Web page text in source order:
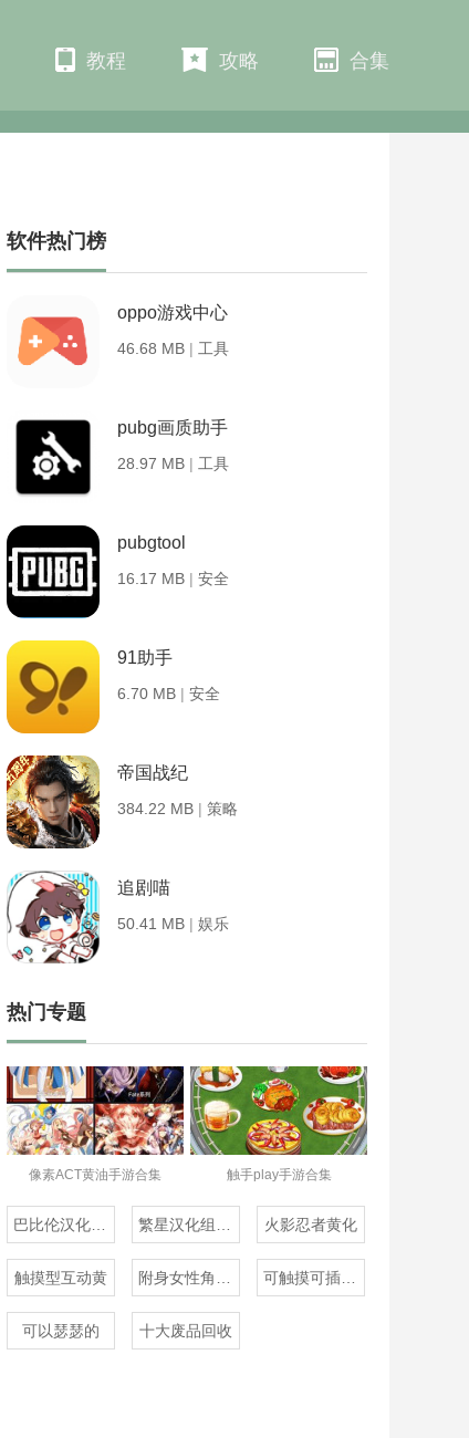
教程 攻略 合集
软件热门榜
oppo游戏中心
46.68 MB | 工具
pubg画质助手
28.97 MB | 工具
pubgtool
16.17 MB | 安全
91助手
6.70 MB | 安全
帝国战纪
384.22 MB | 策略
追剧喵
50.41 MB | 娱乐
热门专题
像素ACT黄油手游合集 触手play手游合集
火影忍者黄化
触摸型互动黄
可以瑟瑟的 十大废品回收